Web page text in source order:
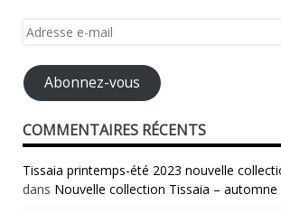
Adresse
mail
Abonnez-vous
COMMENTAIRES RÉCENTS
Tissaia printemps-été 2023 nouvelle
dans Nouvelle collection Tissaia –